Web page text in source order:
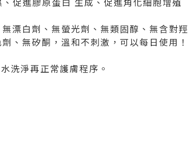
漂白劑、無螢光劑、無類固醇、無含對羥
、無矽酮，溫和不刺激，可以每日使用！
洗淨再正常護膚程序。